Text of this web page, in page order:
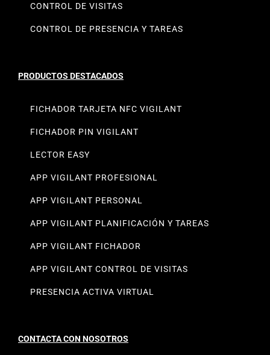
CONTROL DE VISITAS
CONTROL DE PRESENCIA Y TAREAS
PRODUCTOS DESTACADOS
FICHADOR TARJETA NFC VIGILANT
FICHADOR PIN VIGILANT
LECTOR EASY
APP VIGILANT PROFESIONAL
APP VIGILANT PERSONAL
APP VIGILANT PLANIFICACIÓN Y TAREAS
APP VIGILANT FICHADOR
APP VIGILANT CONTROL DE VISITAS
PRESENCIA ACTIVA VIRTUAL
CONTACTA CON NOSOTROS